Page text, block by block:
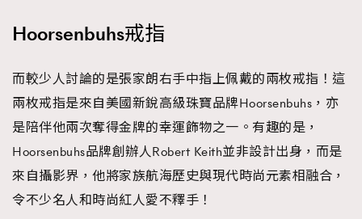
Hoorsenbuhs戒指
而較少人討論的是張家朗右手中指上佩戴的兩枚戒指！這
兩枚戒指是來自美國新銳高級珠寶品牌Hoorsenbuhs，亦
是陪伴他兩次奪得金牌的幸運飾物之一。有趣的是，
Hoorsenbuhs品牌創辦人Robert Keith並非設計出身，而是
來自攝影界，他將家族航海歷史與現代時尚元素相融合，
令不少名人和時尚紅人愛不釋手！